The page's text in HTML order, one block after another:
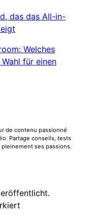
Welches
für einen
de contenu passionné
Partage conseils, tests
ses passions.